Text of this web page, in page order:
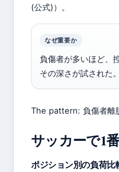
(公式)）。
なぜ重要か
負傷者が多いほど、
その深さが試された。
The pattern: 負傷者離
サッカーで1
ポジション別の負荷比